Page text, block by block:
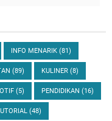
INFO MENARIK (81)
(89) KULINER (8)
(5) PENDIDIKAN (16)
(48)